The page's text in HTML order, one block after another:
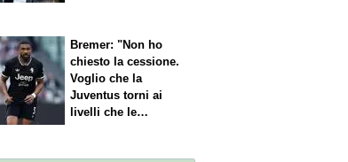
Bremer: "Non ho
chiesto la cessione.
Voglio che la
Juventus torni ai
livelli che le